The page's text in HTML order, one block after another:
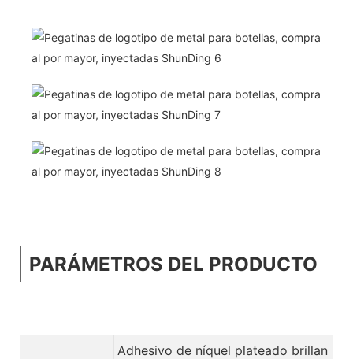
PARÁMETROS DEL PRODUCTO
Adhesivo de níquel plateado brillan